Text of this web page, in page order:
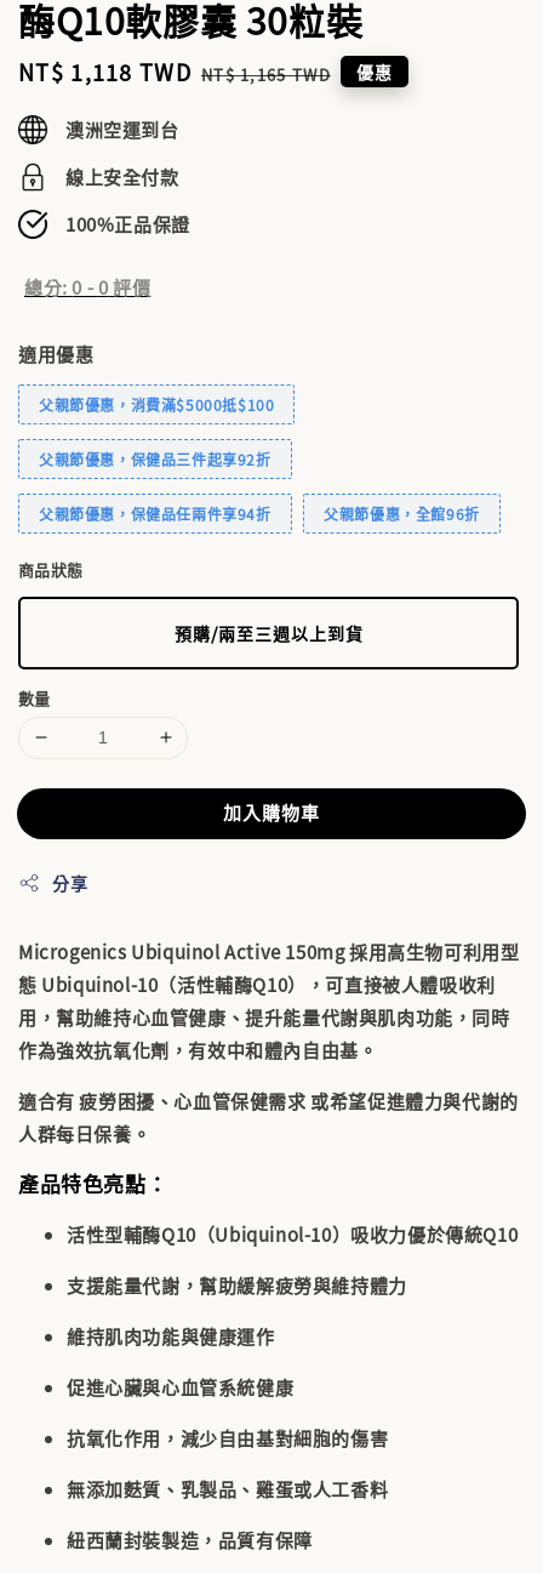
酶Q10軟膠囊 30粒裝
Sale
NT$ 1,118 TWD Regular
NT$ 1,165 TWD 優惠
澳洲空運到台
線上安全付款
100%正品保證
總分:0 -0評價
適用優惠
父親節優惠，消費滿$5000抵$100
父親節優惠，保健品三件起享92折
父親節優惠，保健品任兩件享94折 父親節優惠，全館96折
商品狀態
預購/兩至三週以上到貨
數量
加入購物車
分享
Microgenics Ubiquinol Active 150mg 採用高生物可利用型
態 Ubiquinol-10（活性輔酶Q10）
，可直接被人體吸收利
用，幫助維持心血管健康、提升能量代謝與肌肉功能 ，同時
作為強效抗氧化劑，有效中和體內自由基。
適合有疲勞困擾、心血管保健需求 或希望促進體力與代謝的
人群每日保養。
產品特色亮點：
活性型輔酶Q10（Ubiquinol-10）吸收力優於傳統Q10
支援能量代謝 ，幫助緩解疲勞與維持體力
維持肌肉功能與健康運作
促進心臟與心血管系統健康
抗氧化作用，減少自由基對細胞的傷害
無添加麩質、乳製品、雞蛋或人工香料
紐西蘭封裝製造，品質有保障